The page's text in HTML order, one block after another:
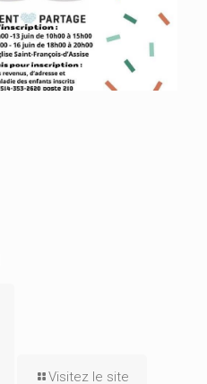
Visitez le site